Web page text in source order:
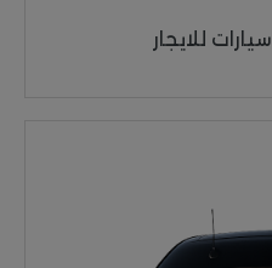
سيارات للايجار